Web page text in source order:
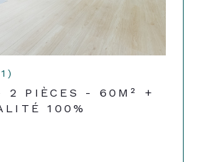
2 PIÈCES - 60M² +
100%